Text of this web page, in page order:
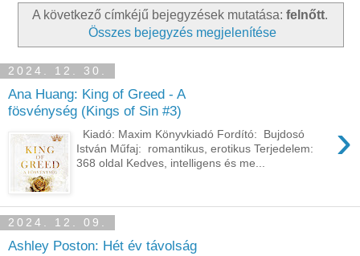
A következő címkéjű bejegyzések mutatása: felnőtt.
Összes bejegyzés megjelenítése
2024. 12. 30.
Ana Huang: King of Greed - A
fösvénység (Kings of Sin #3)
›
Kiadó: Maxim Könyvkiadó Fordító: Bujdosó
István Műfaj: romantikus, erotikus Terjedelem:
368 oldal Kedves, intelligens és me...
2024. 12. 09.
Ashley Poston: Hét év távolság